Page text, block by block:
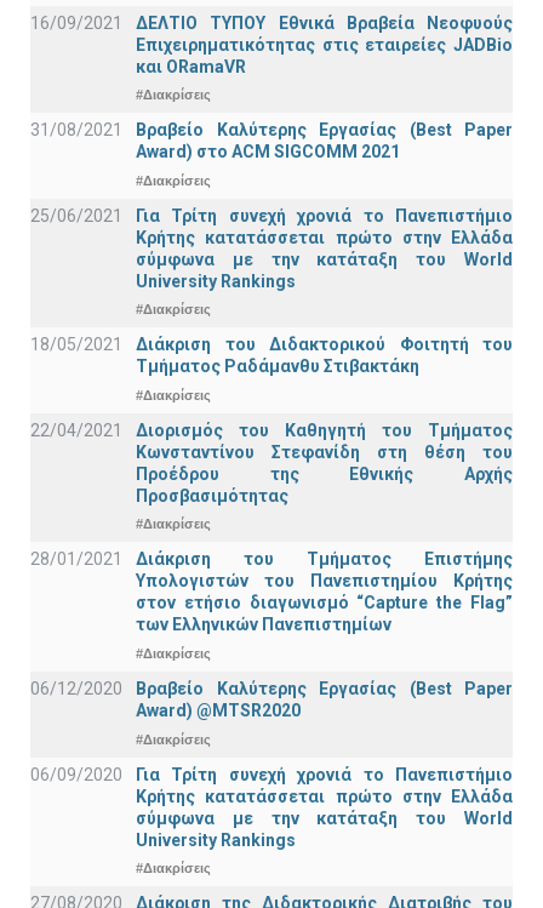
16/09/2021
ΔΕΛΤΙΟ ΤΥΠΟΥ Εθνικά Βραβεία Νεοφυούς
Επιχειρηματικότητας στις εταιρείες JADBio
και ORamaVR
#Διακρίσεις
31/08/2021
Βραβείο Καλύτερης Εργασίας (Best Paper
Award) στο ACM SIGCOMM 2021
#Διακρίσεις
25/06/2021
Για Τρίτη συνεχή χρονιά το Πανεπιστήμιο
Κρήτης κατατάσσεται πρώτο στην Ελλάδα
σύμφωνα με την κατάταξη του World
University Rankings
#Διακρίσεις
18/05/2021
Διάκριση του Διδακτορικού Φοιτητή του
Τμήματος Ραδάμανθυ Στιβακτάκη
#Διακρίσεις
22/04/2021
Διορισμός του Καθηγητή του Τμήματος
Κωνσταντίνου Στεφανίδη στη θέση του
Προέδρου της Εθνικής Αρχής
Προσβασιμότητας
#Διακρίσεις
28/01/2021
Διάκριση του Τμήματος Επιστήμης
Υπολογιστών του Πανεπιστημίου Κρήτης
στον ετήσιο διαγωνισμό “Capture the Flag”
των Ελληνικών Πανεπιστημίων
#Διακρίσεις
06/12/2020
Βραβείο Καλύτερης Εργασίας (Best Paper
Award) @MTSR2020
#Διακρίσεις
06/09/2020
Για Τρίτη συνεχή χρονιά το Πανεπιστήμιο
Κρήτης κατατάσσεται πρώτο στην Ελλάδα
σύμφωνα με την κατάταξη του World
University Rankings
#Διακρίσεις
27/08/2020 Διάκριση της Διδακτορικής Διατριβής του